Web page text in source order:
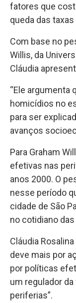
fatores que
queda das
Com base no
Willis, da
Cláudia
“Ele argumenta
homicídios no
para ser
avanços
Para Graham
efetivas nas
anos 2000. O
nesse período
cidade de São
no cotidiano
Cláudia
deve mais por
por políticas
um regulador
periferias”.